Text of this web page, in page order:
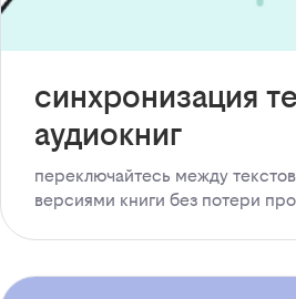
синхронизация
аудиокниг
переключайтесь между
версиями книги без потери